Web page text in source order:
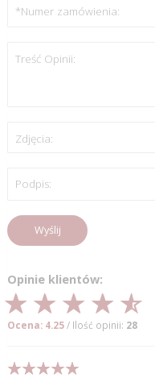
*Numer zamówienia:
Treść Opinii:
Zdjęcia:
Podpis:
Wyślij
Opinie klientów:
Ocena: 4.25/ Ilość opinii: 28